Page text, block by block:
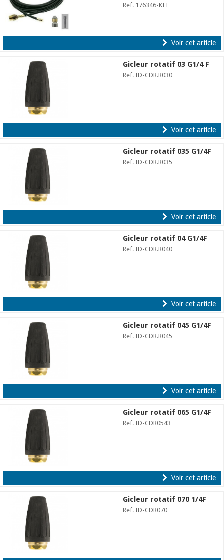
Ref. 176346-KIT
Voir cet article
Gicleur rotatif 03 G1/4 F
Ref. ID-CDR.R030
Voir cet article
Gicleur rotatif 035 G1/4F
Ref. ID-CDR.R035
Voir cet article
Gicleur rotatif 04 G1/4F
Ref. ID-CDR.R040
Voir cet article
Gicleur rotatif 045 G1/4F
Ref. ID-CDR.R045
Voir cet article
Gicleur rotatif 065 G1/4F
Ref. ID-CDR0543
Voir cet article
Gicleur rotatif 070 1/4F
Ref. ID-CDR070